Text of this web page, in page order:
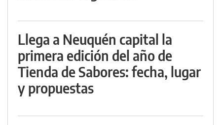
Llega a Neuquén capital la
primera edición del año de
Tienda de Sabores: fecha, lugar
y propuestas